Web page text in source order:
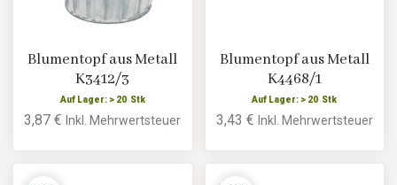
Blumentopf aus Metall
K3412/3
Auf Lager: > 20 Stk
3,87 €Inkl. Mehrwertsteuer
Blumentopf aus Metall
K4468/1
Auf Lager: > 20 Stk
3,43 € Inkl. Mehrwertsteuer